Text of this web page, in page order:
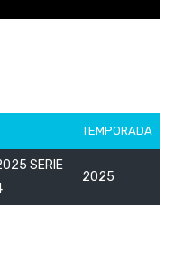
TEMPORADA
SERIE
2025